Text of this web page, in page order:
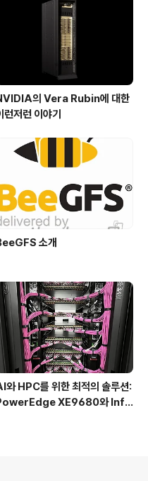
의 Vera Rubin에 대한
런저런 이야기
소개
와 HPC를 위한 최적의 솔루션:
XE9680와 Infi